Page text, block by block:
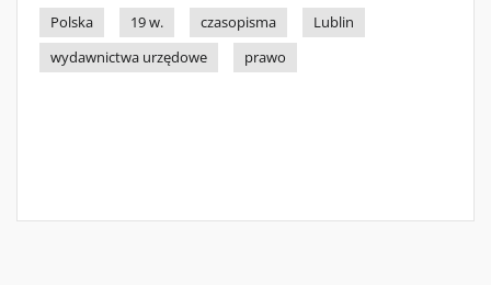
Polska
19 w. czasopisma
Lublin
wydawnictwa urzędowe
prawo